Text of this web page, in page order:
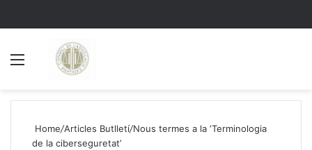
Home/Articles Butlletí/Nous termes a la ‘Terminologia
de la ciberseguretat’